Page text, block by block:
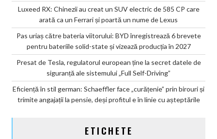
Luxeed RX: Chinezii au creat un SUV electric de 585 CP care
arată ca un Ferrari și poartă un nume de Lexus
Pas uriaș către bateria viitorului: BYD înregistrează 6 brevete
pentru bateriile solid-state și vizează producția în 2027
Presat de Tesla, regulatorul european ține la secret datele de
siguranță ale sistemului „Full Self-Driving”
Eficiență în stil german: Schaeffler face „curățenie” prin birouri și
trimite angajații la pensie, deși profitul e în linie cu așteptările
ETICHETE